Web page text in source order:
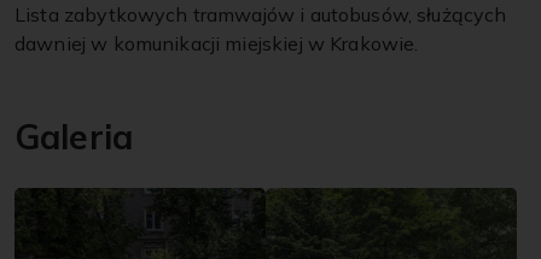
Lista zabytkowych tramwajów i autobusów, służących
dawniej w komunikacji miejskiej w Krakowie.
Galeria